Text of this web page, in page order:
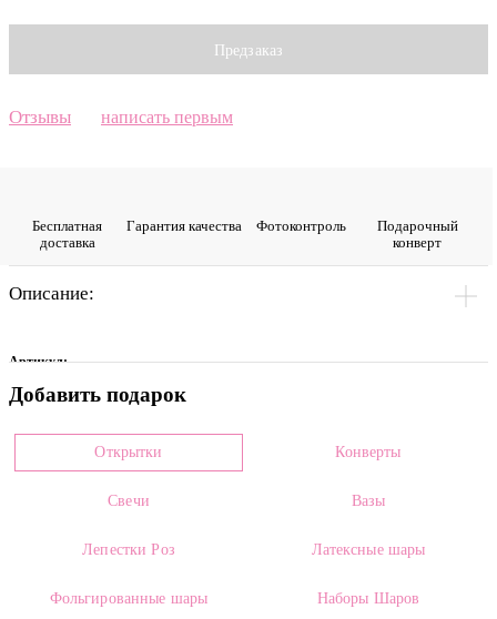
Предзаказ
Отзывы написать первым
Бесплатная
доставка
Гарантия качества Фото­контроль
Подарочный
конверт
Описание:
Артикул:
0006371
Цвет
Микс
40.00 см Ширина:
Категории:
Добавить подарок
Открытки Конверты
Свечи Вазы
Лепестки Роз Латексные шары
Фольгированные шары Наборы Шаров